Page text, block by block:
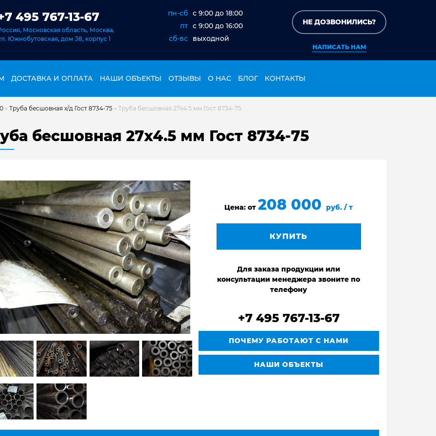
495 767-13-67
Московская область, Москва,
Южнобутовская, дом 38, корпус 1
пн-сб c 9:00 до 18:00
пт c 9:00 до 16:00
сб-вс
выходной
НЕ ДОЗВОНИЛИСЬ?
НАПИСАТЬ НАМ
ДОСТАВКА И ОПЛАТА НАШИ ОБЪЕКТЫ ОТЗЫВЫ О НАС БЛОГ КОНТАКТЫ
» Труба бесшовная х/д Гост 8734-75 » Труба бесшовная 27х4.5 мм Гост 8734-75
бесшовная 27х4.5 мм Гост 8734-75
Цена: от208 000руб. / т
КУПИТЬ
Для заказа продукции или
консультации менеджера звоните по
телефону
+7 495 767-13-67
ПОЧЕМУ РАБОТАЮТ С НАМИ
НАШИ ОБЪЕКТЫ